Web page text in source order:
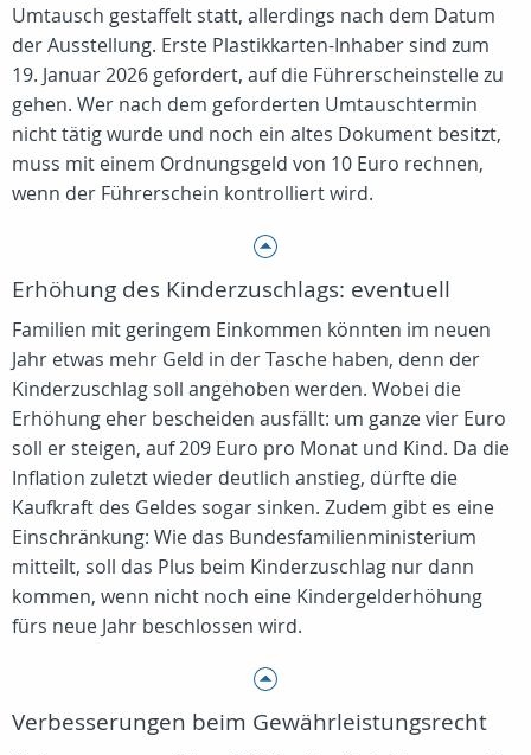
Umtausch gestaffelt statt, allerdings nach dem Datum
der Ausstellung. Erste Plastikkarten-Inhaber sind zum
19. Januar 2026 gefordert, auf die Führerscheinstelle zu
gehen. Wer nach dem geforderten Umtauschtermin
nicht tätig wurde und noch ein altes Dokument besitzt,
muss mit einem Ordnungsgeld von 10 Euro rechnen,
wenn der Führerschein kontrolliert wird.
Erhöhung des Kinderzuschlags: eventuell
Familien mit geringem Einkommen könnten im neuen
Jahr etwas mehr Geld in der Tasche haben, denn der
Kinderzuschlag soll angehoben werden. Wobei die
Erhöhung eher bescheiden ausfällt: um ganze vier Euro
soll er steigen, auf 209 Euro pro Monat und Kind. Da die
Inflation zuletzt wieder deutlich anstieg, dürfte die
Kaufkraft des Geldes sogar sinken. Zudem gibt es eine
Einschränkung: Wie das Bundesfamilienministerium
mitteilt, soll das Plus beim Kinderzuschlag nur dann
kommen, wenn nicht noch eine Kindergelderhöhung
fürs neue Jahr beschlossen wird.
Verbesserungen beim Gewährleistungsrecht